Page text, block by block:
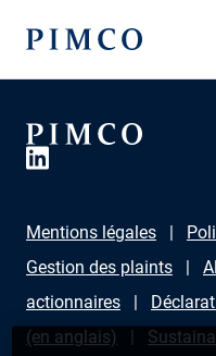
Mentions légales
Gestion des plaints
actionnaires
(en anglais)